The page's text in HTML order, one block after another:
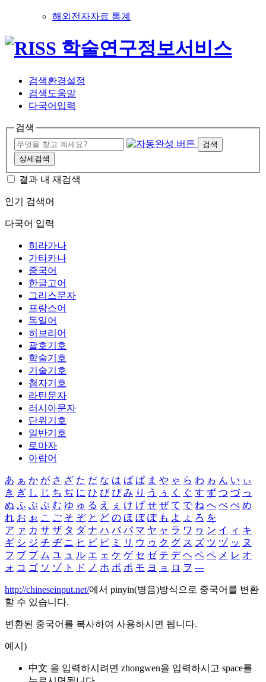
해외전자자료 통계
검색환경설정
검색도움말
다국어입력
검색
검색
상세검색
결과 내 재검색
인기 검색어
다국어 입력
히라가나
가타카나
중국어
한글고어
그리스문자
프랑스어
독일어
히브리어
괄호기호
학술기호
기술기호
첨자기호
라틴문자
러시아문자
단위기호
일반기호
로마자
아랍어
あ ぁ か が さ ざ た だ な は ば ぱ ま や ゃ ら わ ゎ ん い ぃ
き ぎ し じ ち ぢ に ひ び ぴ み り う ぅ く ぐ す ず つ づ っ
ぬ ふ ぶ ぷ む ゆ ゅ る え ぇ け げ せ ぜ て で ね へ べ ぺ め
れ お ぉ こ ご そ ぞ と ど の ほ ぼ ぽ も よ ょ ろ を
ア ァ カ サ ザ タ ダ ナ ハ バ パ マ ヤ ャ ラ ワ ヮ ン イ ィ キ
ギ シ ジ チ ヂ ニ ヒ ビ ピ ミ リ ウ ゥ ク グ ス ズ ツ ヅ ッ ヌ
フ ブ プ ム ユ ュ ル エ ェ ケ ゲ セ ゼ テ デ ヘ ベ ペ メ レ オ
ォ コ ゴ ソ ゾ ト ド ノ ホ ボ ポ モ ヨ ョ ロ ヲ ―
http://chineseinput.net/에서 pinyin(병음)방식으로 중국어를 변환
할 수 있습니다.
변환된 중국어를 복사하여 사용하시면 됩니다.
예시)
中文 을 입력하시려면 zhongwen을 입력하시고 space를